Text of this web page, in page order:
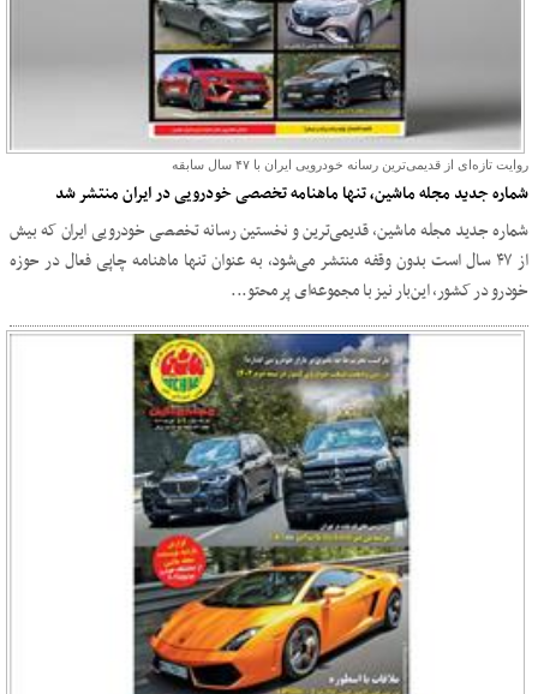
روایت تازه‌ای از قدیمی‌ترین رسانه خودرویی ایران با ۴۷ سال سابقه
شماره جدید مجله ماشین، تنها ماهنامه تخصصی خودرویی در ایران منتشر شد
شماره جدید مجله ماشین، قدیمی‌ترین و نخستین رسانه تخصصی خودرویی ایران که بیش
از ۴۷ سال است بدون وقفه منتشر می‌شود، به عنوان تنها ماهنامه چاپی فعال در حوزه
خودرو در کشور، این‌بار نیز با مجموعه‌ای پرمحتو...